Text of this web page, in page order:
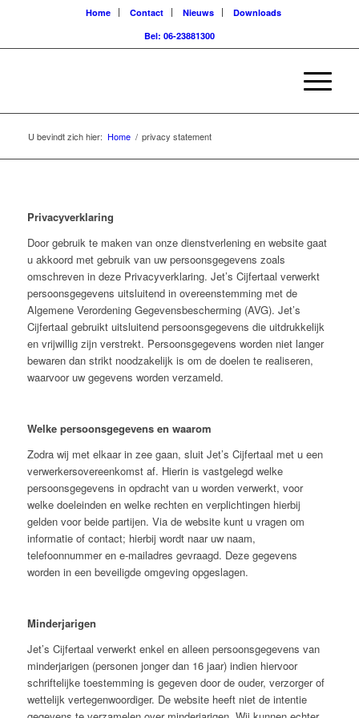
Home Contact Nieuws
Downloads
Bel: 06-23881300
U bevindt zich hier: Home / privacy statement
Privacyverklaring
Door gebruik te maken van onze dienstverlening en website gaat
u akkoord met gebruik van uw persoonsgegevens zoals
omschreven in deze Privacyverklaring. Jet’s Cijfertaal verwerkt
persoonsgegevens uitsluitend in overeenstemming met de
Algemene Verordening Gegevensbescherming (AVG). Jet’s
Cijfertaal gebruikt uitsluitend persoonsgegevens die uitdrukkelijk
en vrijwillig zijn verstrekt. Persoonsgegevens worden niet langer
bewaren dan strikt noodzakelijk is om de doelen te realiseren,
waarvoor uw gegevens worden verzameld.
Welke persoonsgegevens en waarom
Zodra wij met elkaar in zee gaan, sluit Jet’s Cijfertaal met u een
verwerkersovereenkomst af. Hierin is vastgelegd welke
persoonsgegevens in opdracht van u worden verwerkt, voor
welke doeleinden en welke rechten en verplichtingen hierbij
gelden voor beide partijen. Via de website kunt u vragen om
informatie of contact; hierbij wordt naar uw naam,
telefoonnummer en e-mailadres gevraagd. Deze gegevens
worden in een beveiligde omgeving opgeslagen.
Minderjarigen
Jet’s Cijfertaal verwerkt enkel en alleen persoonsgegevens van
minderjarigen (personen jonger dan 16 jaar) indien hiervoor
schriftelijke toestemming is gegeven door de ouder, verzorger of
wettelijk vertegenwoordiger. De website heeft niet de intentie